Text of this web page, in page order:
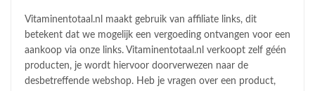
Vitaminentotaal.nl maakt gebruik van affiliate links, dit
betekent dat we mogelijk een vergoeding ontvangen voor een
aankoop via onze links. Vitaminentotaal.nl verkoopt zelf géén
producten, je wordt hiervoor doorverwezen naar de
desbetreffende webshop. Heb je vragen over een product,